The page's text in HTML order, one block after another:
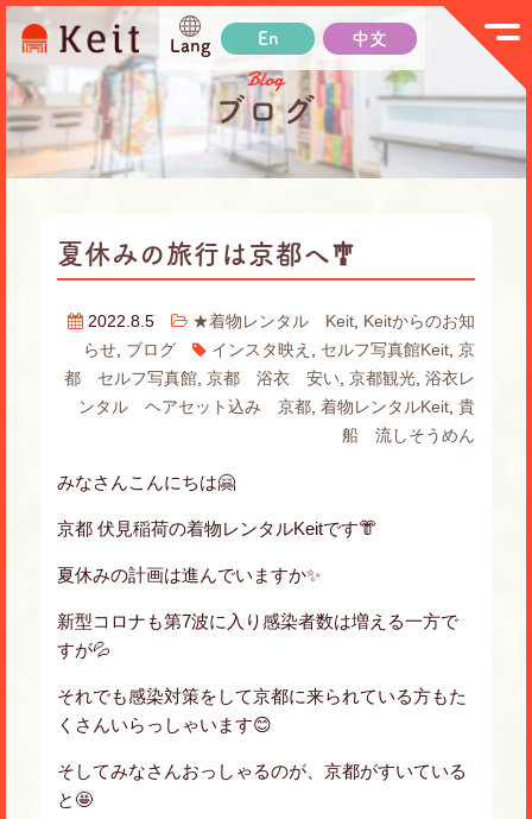
Lang En 中文
Blog
ブログ
夏休みの旅行は京都へ🎐
2022.8.5 ★着物レンタル Keit Keitからのお知
らせ ブログ インスタ映え セルフ写真館Keit ,京
都 セルフ写真館 ,京都 浴衣 安い ,京都観光 ,浴衣レ
ンタル ヘアセット込み 京都 ,着物レンタルKeit ,貴
船 流しそうめん
みなさんこんにちは🤗
京都 伏見稲荷の着物レンタルKeitです👘
夏休みの計画は進んでいますか✨
新型コロナも第7波に入り感染者数は増える一方で
すが💦
それでも感染対策をして京都に来られている方もた
くさんいらっしゃいます😊
そしてみなさんおっしゃるのが、京都がすいている
と🤩